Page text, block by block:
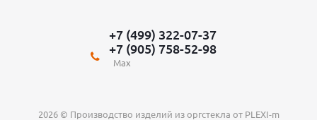
+7 (499) 322-07-37
+7 (905) 758-52-98
Max
2026 © Производство изделий из оргстекла от PLEXI-m